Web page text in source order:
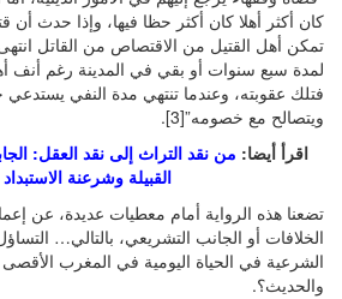
كان أكثر أهلا كان أكثر حظا فيها، وإذا حدث
تمكن أهل القتيل من الاقتصاص من القاتل انتهى
لمدة سبع سنوات أو بقي في المدينة رغم أنف
فتلك عقوبته، وعندما تنتهي مدة النفي يستدعي
ويتصالح مع خصومه”[3].
اقرأ أيضا: من نقد التراث إلى نقد العقل:
القبيلة وشرعنة الاستبداد 3/3
تضعنا هذه الرواية أمام معطيات عديدة، عن
الخلافات أو الجانب التشريعي، بالتالي…
الشرعية في الحياة اليومية في المغرب
والحديث؟.